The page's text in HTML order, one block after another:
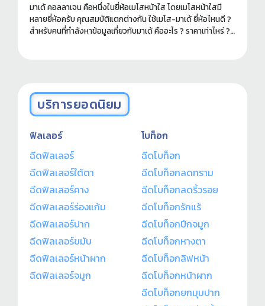
บริการยอดนิยม
ฟิลเลอร์
ฉีดฟิลเลอร์
ฉีดฟิลเลอร์ใต้ตา
ฉีดฟิลเลอร์คาง
ฉีดฟิลเลอร์ร่องแก้ม
ฉีดฟิลเลอร์ปาก
ฉีดฟิลเลอร์ขมับ
ฉีดฟิลเลอร์หน้าผาก
ฉีดฟิลเลอร์จมูก
โบท็อก
ฉีดโบท็อก
ฉีดโบท็อกลดกราม
ฉีดโบท็อกลดริ้วรอย
ฉีดโบท็อกรักแร้
ฉีดโบท็อกปีกจมูก
ฉีดโบท็อกหางตา
ฉีดโบท็อกลิฟหน้า
ฉีดโบท็อกหน้าผาก
ฉีดโบท็อกยกมุมปาก
มาเด้ คอลลาเจน คือหนึ่งในยี่ห้อเมโสหน้าใส โดยเมโสหน้าใสมี
หลายยี่ห้อครับ คุณสมบัติแตกต่างกัน ใช้เมโส-มาเด้ ยี่ห้อไหนดี ?
สำหรับคนที่กำลังหาข้อมูลเกี่ยวกับมาเด้ คืออะไร ? ราคาเท่าไหร่ ?